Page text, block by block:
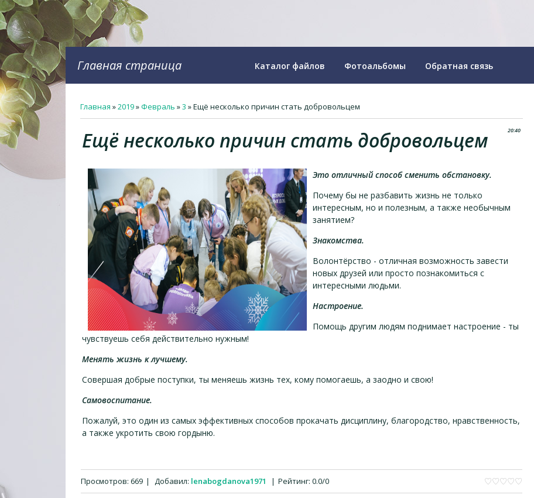
Главная страница Каталог файлов Фотоальбомы Обратная связь
Главная »2019»Февраль »3 » Ещё несколько причин стать добровольцем
20:40
Ещё несколько причин стать добровольцем
Это отличный способ сменить обстановку.
Почему бы не разбавить жизнь не только
интересным, но и полезным, а также необычным
занятием?
Знакомства.
Волонтёрство - отличная возможность завести
новых друзей или просто познакомиться с
интересными людьми.
Настроение.
Помощь другим людям поднимает настроение - ты
чувствуешь себя действительно нужным!
Менять жизнь к лучшему.
Совершая добрые поступки, ты меняешь жизнь тех, кому помогаешь, а заодно и свою!
Самовоспитание.
Пожалуй, это один из самых эффективных способов прокачать дисциплину, благородство, нравственность,
а также укротить свою гордыню.
Просмотров: 669 | Добавил: lenabogdanova1971 | Рейтинг: 0.0/0